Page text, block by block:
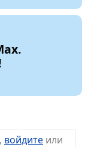
войдите или